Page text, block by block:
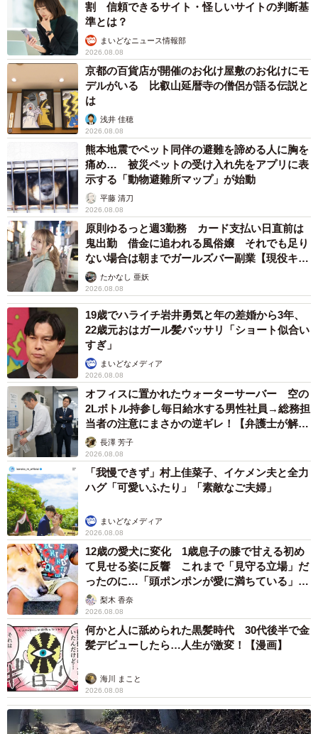
▽現在は？
金融系で正社員として働いています。子どもが小学校3年生
までは時短勤務できる職場なので、今の勤務時間は9時半～
16時半。保育園は8時に預け、お迎えは18時前には行けて
いますが、なんせ通勤に約1時間半かかる！
▽働き方を考え始めたきっかけは？
小学校3年生いっぱい＝学童が終わる時期ですが、どうせな
ら、上の子が小学校に上がるタイミングで思いっきり家か
ら近い職場で働きたい、と。子どもが放課後などに何かあ
ったときに、すぐ駆けつけられるようにしたいと思ったか
らです。
▽理想の働き方は？
自宅から20分圏内（できれば徒歩通勤できる距離）で、遅
くとも17時までで残業なしの職を探そうと思っています。
金融系か事務系を中心に考えていますが、できるだけ育
児・家事をメインに、ゆるく働きたいですね。下の子は預
かり保育のある幼稚園に転園も考えています。まだ上の子
が年中なので、じっくり考えます。
◇ ◇
…保育園だったら、お迎えに間に合いそうにない日はスポ
ット延長（当日に延長を受け入れてくれる）などで乗り切
れますが、学童は延長できないところがほとんど…通勤時
間が大きなネックとなって働き方を考えているママ、けっ
こう多いのではないでしょうか。
割 信頼できるサイト・怪しいサイトの判断基
準とは？
まいどなニュース情報部
2026.08.08
京都の百貨店が開催のお化け屋敷のお化けにモ
デルがいる 比叡山延暦寺の僧侶が語る伝説と
は
浅井 佳穂
2026.08.08
熊本地震でペット同伴の避難を諦める人に胸を
痛め… 被災ペットの受け入れ先をアプリに表
示する「動物避難所マップ」が始動
平藤 清刀
2026.08.08
原則ゆるっと週3勤務 カード支払い日直前は
鬼出勤 借金に追われる風俗嬢 それでも足り
ない場合は朝までガールズバー副業【現役キャ
ストに取材】
たかなし 亜妖
2026.08.08
19歳でハライチ岩井勇気と年の差婚から3年、
22歳元おはガール髪バッサリ「ショート似合い
すぎ」
まいどなメディア
2026.08.08
オフィスに置かれたウォーターサーバー 空の
2Lボトル持参し毎日給水する男性社員→総務担
当者の注意にまさかの逆ギレ！【弁護士が解
説】長澤 芳子
2026.08.08
「我慢できず」村上佳菜子、イケメン夫と全力
ハグ「可愛いふたり」「素敵なご夫婦」
まいどなメディア
2026.08.08
12歳の愛犬に変化 1歳息子の膝で甘える初め
て見せる姿に反響 これまで「見守る立場」だ
ったのに…「頭ポンポンが愛に満ちている」
「尊…」
梨木 香奈
2026.08.08
何かと人に舐められた黒髪時代 30代後半で金
髪デビューしたら…人生が激変！【漫画】
海川 まこと
2026.08.08